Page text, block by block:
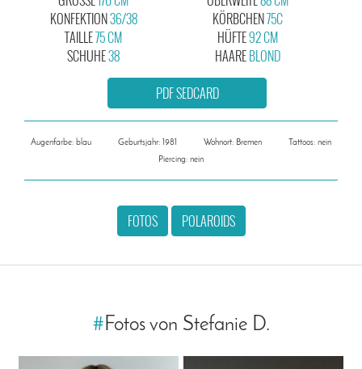
KONFEKTION36/38
KÖRBCHEN75C
TAILLE75 CM
SCHUHE38
HÜFTE92 CM
HAAREBLOND
PDF SEDCARD
Augenfarbe: blau Geburtsjahr: 1981 Wohnort: Bremen
Tattoos: nein
Piercing: nein
FOTOS POLAROIDS
#Fotos von Stefanie D.